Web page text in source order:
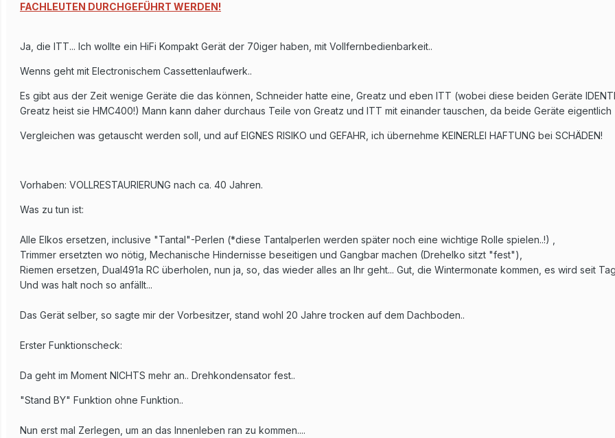
FACHLEUTEN DURCHGEFÜHRT WERDEN!
Ja, die ITT... Ich wollte ein HiFi Kompakt Gerät der 70iger haben, mit Vollfernbedienbarkeit..
Wenns geht mit Electronischem Cassettenlaufwerk..
Es gibt aus der Zeit wenige Geräte die das können, Schneider hatte eine, Greatz und eben ITT (wobei diese beiden Geräte
Greatz heist sie HMC400!) Mann kann daher durchaus Teile von Greatz und ITT mit einander tauschen, da beide Geräte eigentlich
Vergleichen was getauscht werden soll, und auf EIGNES RISIKO und GEFAHR, ich übernehme KEINERLEI HAFTUNG bei SCHÄDEN!
Vorhaben: VOLLRESTAURIERUNG nach ca. 40 Jahren.
Was zu tun ist:
Alle Elkos ersetzen, inclusive "Tantal"-Perlen (*diese Tantalperlen werden später noch eine wichtige Rolle spielen..!) ,
Trimmer ersetzten wo nötig, Mechanische Hindernisse beseitigen und Gangbar machen (Drehelko sitzt "fest"),
Riemen ersetzen, Dual491a RC überholen, nun ja, so, das wieder alles an Ihr geht... Gut, die Wintermonate kommen, es wird seit
Und was halt noch so anfällt...
Das Gerät selber, so sagte mir der Vorbesitzer, stand wohl 20 Jahre trocken auf dem Dachboden..
Erster Funktionscheck:
Da geht im Moment NICHTS mehr an.. Drehkondensator fest..
"Stand BY" Funktion ohne Funktion..
Nun erst mal Zerlegen, um an das Innenleben ran zu kommen....